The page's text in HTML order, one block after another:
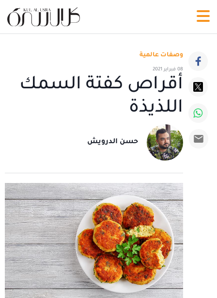
وصفات عالمية
08 فبراير 2021
أقراص كفتة السمك
اللذيذة
حسن الدرويش